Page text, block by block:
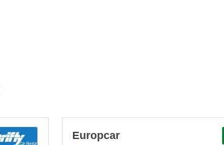
Europcar